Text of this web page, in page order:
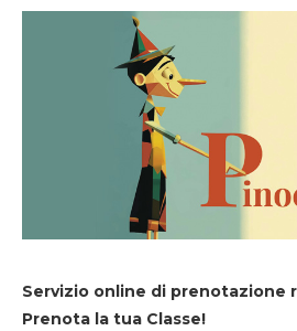
Servizio online di prenotazione
Prenota la tua Classe!